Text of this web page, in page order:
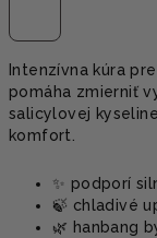
Intenzívna kúra
pomáha zmierniť
salicylovej
komfort.
✨ podporí
🍃 chladivé
🌿 hanbang